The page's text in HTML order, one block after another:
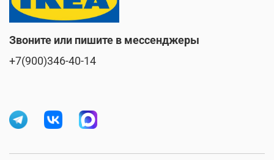
Звоните или пишите в мессенджеры
+7(900)346-40-14